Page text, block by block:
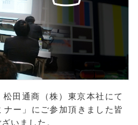
田通商（株）東京本社にて
ー」にご参加頂きました皆
いました。